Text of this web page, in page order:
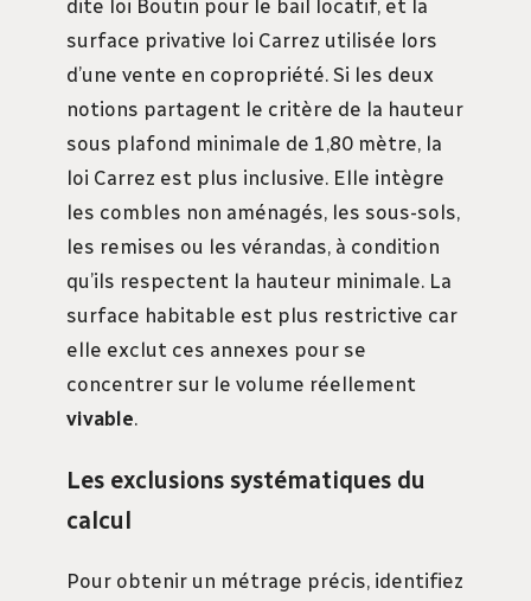
dite loi Boutin pour le bail locatif, et la
surface privative loi Carrez utilisée lors
d’une vente en copropriété. Si les deux
notions partagent le critère de la hauteur
sous plafond minimale de 1,80 mètre, la
loi Carrez est plus inclusive. Elle intègre
les combles non aménagés, les sous-sols,
les remises ou les vérandas, à condition
qu’ils respectent la hauteur minimale. La
surface habitable est plus restrictive car
elle exclut ces annexes pour se
concentrer sur le volume réellement
vivable.
Les exclusions systématiques du
calcul
Pour obtenir un métrage précis, identifiez